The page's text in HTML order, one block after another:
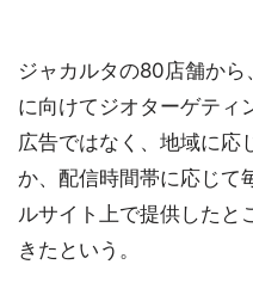
ジャカルタの80店舗か
に向けてジオターゲティ
広告ではなく、地域に応
か、配信時間帯に応じて
ルサイト上で提供したと
きたという。